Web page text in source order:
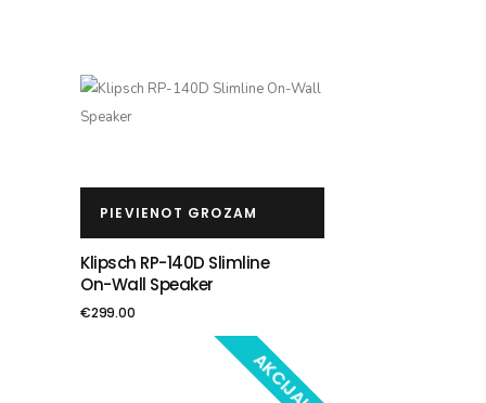
PIEVIENOT GROZAM
Klipsch RP-140D Slimline
On-Wall Speaker
€299.00
AKCIJA!